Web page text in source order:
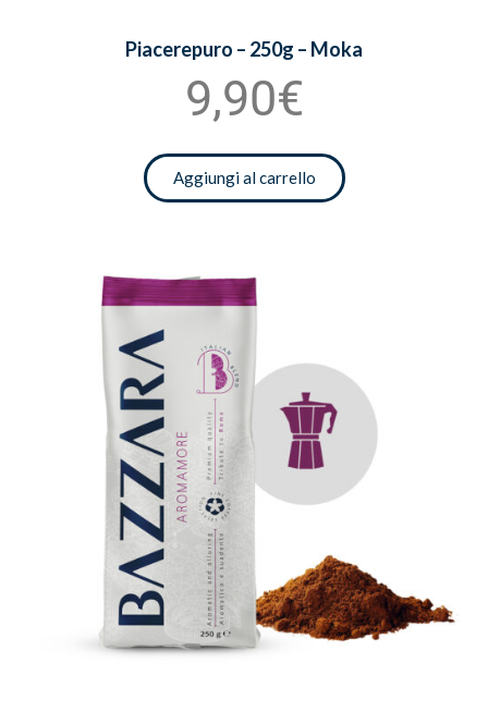
Piacerepuro – 250g – Moka
9,90€
Aggiungi al carrello